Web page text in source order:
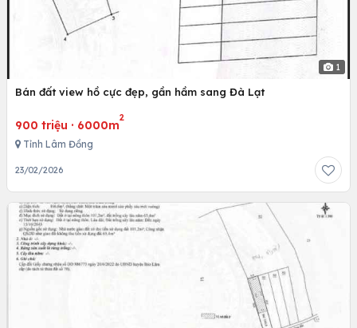
1
Bán đất view hồ cực đẹp, gần hầm sang Đà Lạt
900 triệu · 6000m
2
Tỉnh Lâm Đồng
23/02/2026